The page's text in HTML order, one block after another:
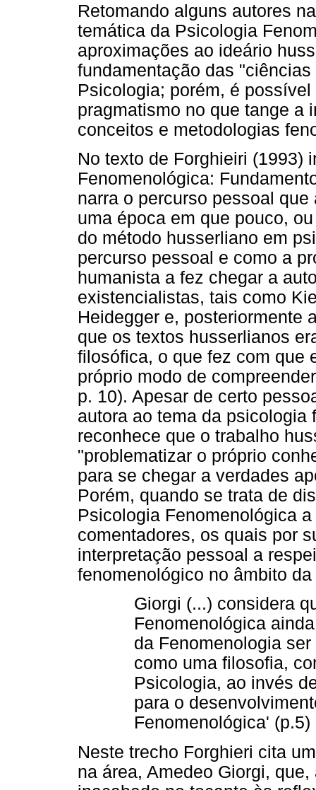
Retomando alguns autores
temática da Psicologia
aproximações ao ideário
fundamentação das
Psicologia; porém, é
pragmatismo no que tange a
conceitos e metodologias
No texto de Forghieiri (1993)
Fenomenológica:
narra o percurso pessoal
uma época em que pouco,
do método husserliano em
percurso pessoal e como a
humanista a fez chegar a
existencialistas, tais como
Heidegger e, posteriormente
que os textos husserlianos
filosófica, o que fez com que
próprio modo de
p. 10). Apesar de certo
autora ao tema da
reconhece que o trabalho
"problematizar o próprio
para se chegar a verdades
Porém, quando se trata de
Psicologia Fenomenológica
comentadores, os quais por
interpretação pessoal a
fenomenológico no âmbito
Giorgi (...) considera
Fenomenológica
da Fenomenologia
como uma filosofia,
Psicologia, ao invés
para o
Fenomenológica'
Neste trecho Forghieri cita
na área, Amedeo Giorgi,